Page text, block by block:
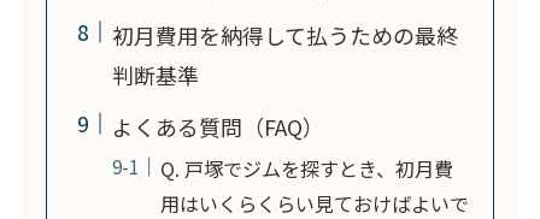
初月費用を納得して払うための最終
判断基準
よくある質問（FAQ）
Q. 戸塚でジムを探すとき、初月費
用はいくらくらい見ておけばよいで